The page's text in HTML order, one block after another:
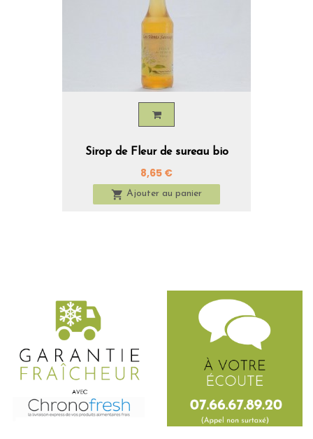
Sirop de Fleur de sureau bio
Prix
8,65 €
 Ajouter au panier